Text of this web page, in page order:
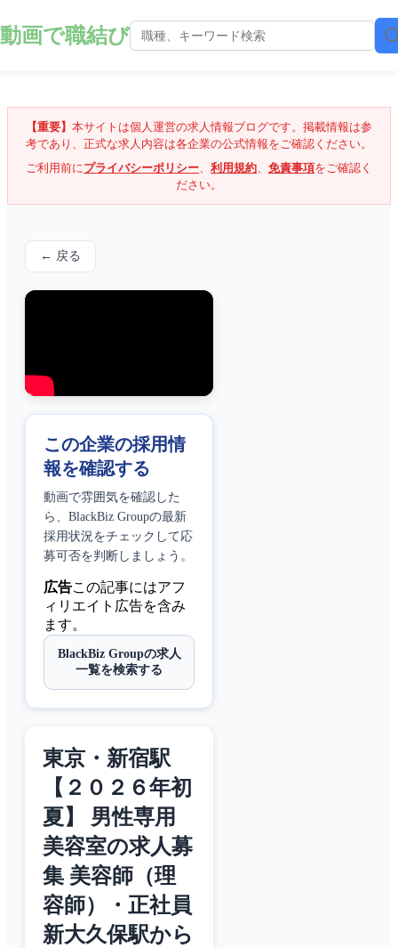
動画で職結び
【重要】 本サイトは個人運営の求人情報ブログです。掲載情報は参
考であり、正式な求人内容は各企業の公式情報をご確認ください。
ご利用前にプライバシーポリシー、 利用規約、 免責事項をご確認く
ださい。
← 戻る
この企業の採用情
報を確認する
動画で雰囲気を確認した
ら、 BlackBiz Groupの最新
採用状況をチェックして応
募可否を判断しましょう。
広告この記事にはアフ
ィリエイト広告を含み
ます。
BlackBiz Groupの求人
一覧を検索する
東京・新宿駅
【２０２６年初
夏】 男性専用
美容室の求人募
集 美容師（理
容師）・正社員
新大久保駅から